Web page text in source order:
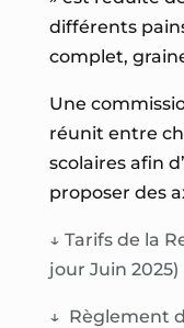
différents
complet,
Une
réunit entre
scolaires afin
proposer des
↓ Tarifs de la
jour Juin 2025)
↓ Règlement